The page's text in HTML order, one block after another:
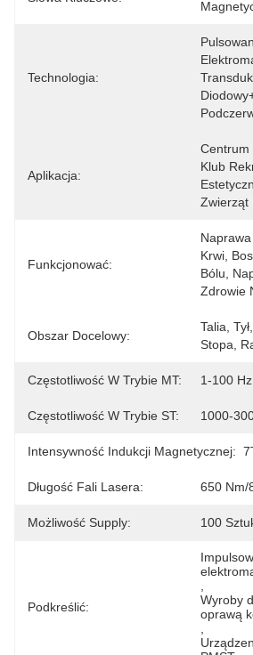
Technologia:
Aplikacja:
Centrum
Klub
Zwierząt
Funkcjonować:
Krwi,
Bólu,
Zdrowie
Obszar Docelowy:
Talia,
Stopa,
Częstotliwość W Trybie MT: 1-100 Hz
Częstotliwość W Trybie ST: 1000-
Intensywność Indukcji Magnetycznej:
Długość Fali Lasera: 650 Nm/
Możliwość Supply: 100
Podkreślić:
Wyroby
oprawą